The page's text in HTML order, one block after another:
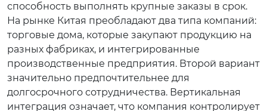
способность выполнять крупные заказы в срок.
На рынке Китая преобладают два типа компаний:
торговые дома, которые закупают продукцию на
разных фабриках, и интегрированные
производственные предприятия. Второй вариант
значительно предпочтительнее для
долгосрочного сотрудничества. Вертикальная
интеграция означает, что компания контролирует